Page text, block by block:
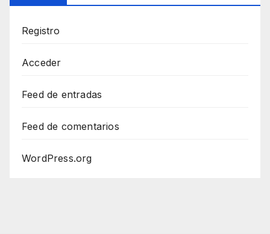
Registro
Acceder
Feed de entradas
Feed de comentarios
WordPress.org